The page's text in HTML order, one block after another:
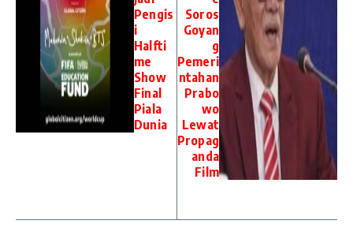
Pengis
i
Halfti
me
Show
Final
Piala
Dunia
Soros
Goyan
g
Pemeri
ntahan
Prabo
wo
Lewat
Propag
anda
Film